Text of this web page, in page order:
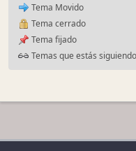
Tema Movido
Tema cerrado
Tema fijado
Temas que estás siguiendo